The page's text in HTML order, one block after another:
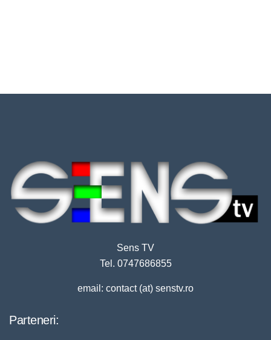
Sens TV
Tel. 0747686855
email: contact (at) senstv.ro
Parteneri: